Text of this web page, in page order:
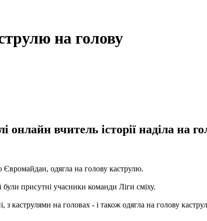
на голову
онлайн вчитель історії наділа на
Євромайдан, одягла на голову каструлю.
були присутні учасники команди Ліги сміху.
каструлями на головах - і також одягла на голову